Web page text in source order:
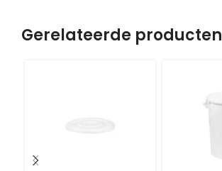
Gerelateerde producten